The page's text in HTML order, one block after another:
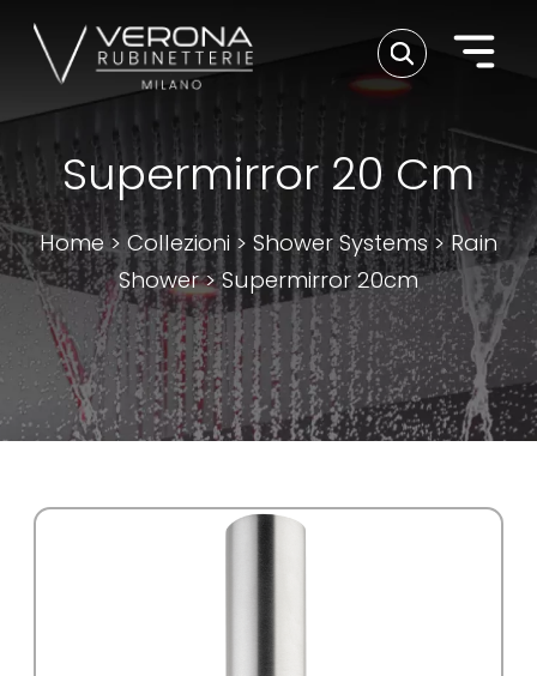
Supermirror 20 Cm
Home> Collezioni > Shower Systems>Rain
Shower>Supermirror 20cm